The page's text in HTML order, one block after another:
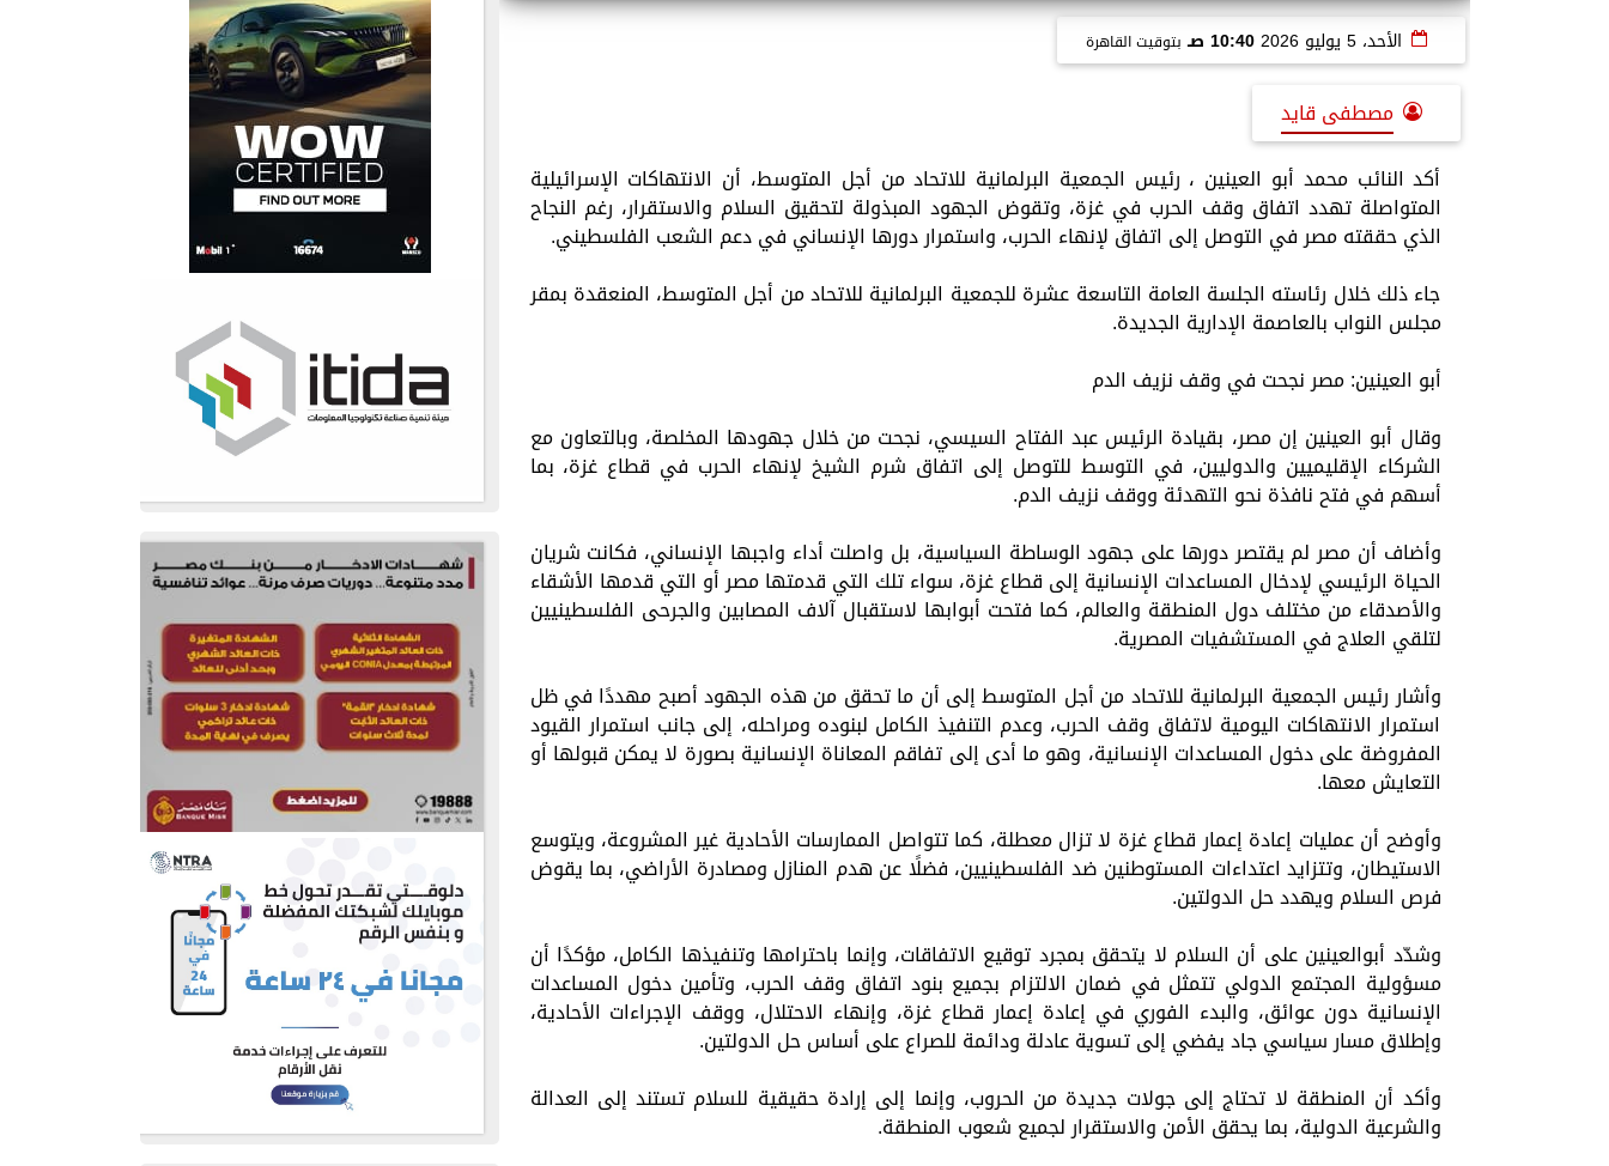
الأحد، 5 يوليو 2026 10:40 صـ بتوقيت القاهرة
مصطفى قايد
أكد النائب محمد أبو العينين ، رئيس الجمعية البرلمانية للاتحاد من أجل المتوسط، أن الانتهاكات الإسرائيلية
المتواصلة تهدد اتفاق وقف الحرب في غزة، وتقوض الجهود المبذولة لتحقيق السلام والاستقرار، رغم النجاح
الذي حققته مصر في التوصل إلى اتفاق لإنهاء الحرب، واستمرار دورها الإنساني في دعم الشعب الفلسطيني.
جاء ذلك خلال رئاسته الجلسة العامة التاسعة عشرة للجمعية البرلمانية للاتحاد من أجل المتوسط، المنعقدة بمقر
مجلس النواب بالعاصمة الإدارية الجديدة.
أبو العينين: مصر نجحت في وقف نزيف الدم
وقال أبو العينين إن مصر، بقيادة الرئيس عبد الفتاح السيسي، نجحت من خلال جهودها المخلصة، وبالتعاون مع
الشركاء الإقليميين والدوليين، في التوسط للتوصل إلى اتفاق شرم الشيخ لإنهاء الحرب في قطاع غزة، بما
أسهم في فتح نافذة نحو التهدئة ووقف نزيف الدم.
وأضاف أن مصر لم يقتصر دورها على جهود الوساطة السياسية، بل واصلت أداء واجبها الإنساني، فكانت شريان
الحياة الرئيسي لإدخال المساعدات الإنسانية إلى قطاع غزة، سواء تلك التي قدمتها مصر أو التي قدمها الأشقاء
والأصدقاء من مختلف دول المنطقة والعالم، كما فتحت أبوابها لاستقبال آلاف المصابين والجرحى الفلسطينيين
لتلقي العلاج في المستشفيات المصرية.
وأشار رئيس الجمعية البرلمانية للاتحاد من أجل المتوسط إلى أن ما تحقق من هذه الجهود أصبح مهددًا في ظل
استمرار الانتهاكات اليومية لاتفاق وقف الحرب، وعدم التنفيذ الكامل لبنوده ومراحله، إلى جانب استمرار القيود
المفروضة على دخول المساعدات الإنسانية، وهو ما أدى إلى تفاقم المعاناة الإنسانية بصورة لا يمكن قبولها أو
التعايش معها.
وأوضح أن عمليات إعادة إعمار قطاع غزة لا تزال معطلة، كما تتواصل الممارسات الأحادية غير المشروعة، ويتوسع
الاستيطان، وتتزايد اعتداءات المستوطنين ضد الفلسطينيين، فضلًا عن هدم المنازل ومصادرة الأراضي، بما يقوض
فرص السلام ويهدد حل الدولتين.
وشدّد أبوالعينين على أن السلام لا يتحقق بمجرد توقيع الاتفاقات، وإنما باحترامها وتنفيذها الكامل، مؤكدًا أن
مسؤولية المجتمع الدولي تتمثل في ضمان الالتزام بجميع بنود اتفاق وقف الحرب، وتأمين دخول المساعدات
الإنسانية دون عوائق، والبدء الفوري في إعادة إعمار قطاع غزة، وإنهاء الاحتلال، ووقف الإجراءات الأحادية،
وإطلاق مسار سياسي جاد يفضي إلى تسوية عادلة ودائمة للصراع على أساس حل الدولتين.
وأكد أن المنطقة لا تحتاج إلى جولات جديدة من الحروب، وإنما إلى إرادة حقيقية للسلام تستند إلى العدالة
والشرعية الدولية، بما يحقق الأمن والاستقرار لجميع شعوب المنطقة.